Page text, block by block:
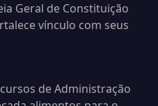
Geral de Constituição
vínculo com seus
de Administração